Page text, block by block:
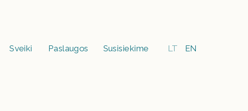
LT EN
Sveiki Paslaugos Susisiekime